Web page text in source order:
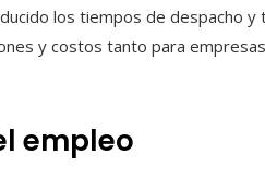
los tiempos de despacho y
y costos tanto para
empleo